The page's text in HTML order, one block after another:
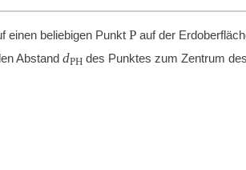
einen beliebigen PunktP auf der
AbstanddPH des Punktes zum Zentrum